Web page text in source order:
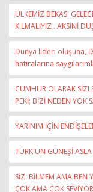
ÜLKEMİZ BEKASI
KILMALIYIZ . AKSİNİ
Dünya lideri oluşuna,
hatıralarına
CUMHUR OLARAK
PEKİ; BİZİ NEDEN YOK
YARINIM İÇİN
TÜRK'ÜN GÜNEŞİ
SİZİ BİLMEM AMA BEN
ÇOK AMA ÇOK